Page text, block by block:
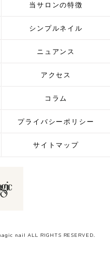
当サロンの特徴
シンプルネイル
ニュアンス
アクセス
コラム
プライバシーポリシー
サイトマップ
nail ALL RIGHTS RESERVED.